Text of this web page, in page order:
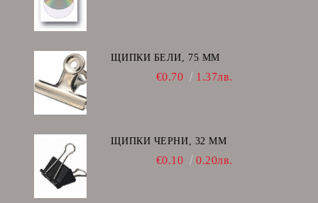
ЩИПКИ БЕЛИ, 75 ММ
€0.70 1.37лв.
ЩИПКИ ЧЕРНИ, 32 ММ
€0.10 0.20лв.